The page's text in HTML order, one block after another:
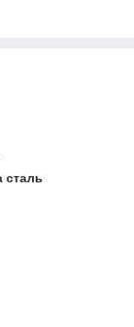
сталь